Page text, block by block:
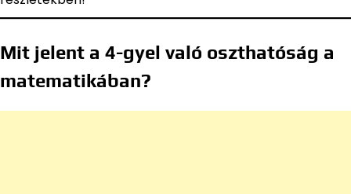
Mit jelent a 4-gyel való oszthatóság a
matematikában?